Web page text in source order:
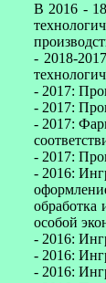
В 2016 - 18
- 2018-
- 2017:
- 2017:
- 2017:
- 2017:
- 2016:
обработка
особой
- 2016:
- 2016:
- 2016: